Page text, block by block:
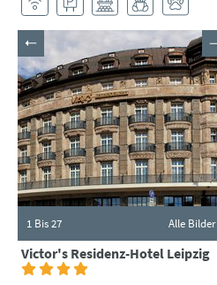
1 Bis 27 Alle Bilder
Victor's Residenz-Hotel Leipzig